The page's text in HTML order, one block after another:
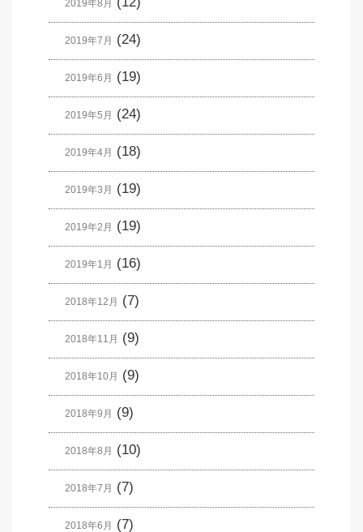
2019年8月
2019年7月 (24)
2019年6月 (19)
2019年5月 (24)
2019年4月 (18)
2019年3月 (19)
2019年2月 (19)
2019年1月 (16)
2018年12月 (7)
2018年11月 (9)
2018年10月 (9)
2018年9月 (9)
2018年8月 (10)
2018年7月 (7)
2018年6月 (7)